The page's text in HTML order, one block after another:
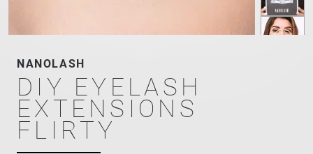
NANOLASH
DIY EYELASH
EXTENSIONS
FLIRTY